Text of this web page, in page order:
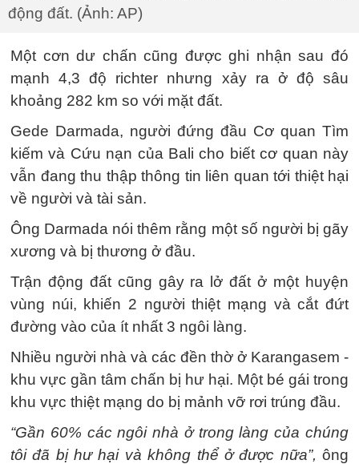
động đất. (Ảnh: AP)
Một cơn dư chấn cũng được ghi nhận sau đó
mạnh 4,3 độ richter nhưng xảy ra ở độ sâu
khoảng 282 km so với mặt đất.
Gede Darmada, người đứng đầu Cơ quan Tìm
kiếm và Cứu nạn của Bali cho biết cơ quan này
vẫn đang thu thập thông tin liên quan tới thiệt hại
về người và tài sản.
Ông Darmada nói thêm rằng một số người bị gãy
xương và bị thương ở đầu.
Trận động đất cũng gây ra lở đất ở một huyện
vùng núi, khiến 2 người thiệt mạng và cắt đứt
đường vào của ít nhất 3 ngôi làng.
Nhiều người nhà và các đền thờ ở Karangasem -
khu vực gần tâm chấn bị hư hại. Một bé gái trong
khu vực thiệt mạng do bị mảnh vỡ rơi trúng đầu.
“Gần 60% các ngôi nhà ở trong làng của chúng
tôi đã bị hư hại và không thể ở được nữa”, ông